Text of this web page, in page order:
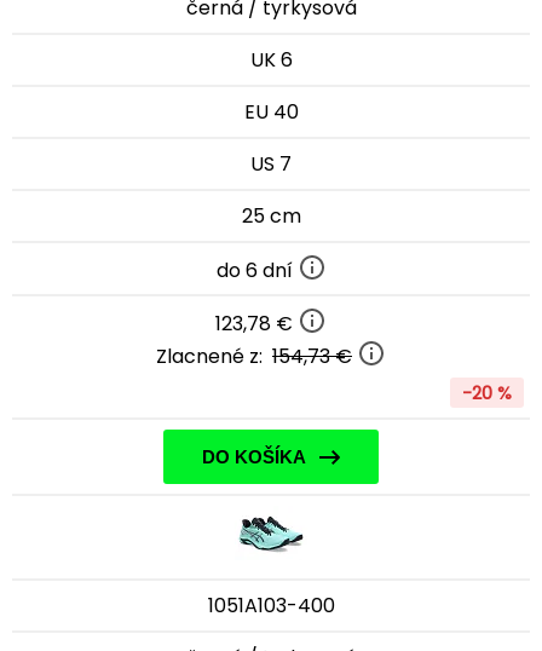
černá / tyrkysová
UK 6
EU 40
US 7
25 cm
do 6 dní
123,78 €
Zlacnené z: 154,73 €
-20 %
DO KOŠÍKA
1051A103-400